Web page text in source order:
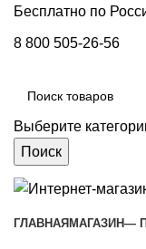
Бесплатно по
8 800 505-26-56
Выберите
Поиск
ГЛАВНАЯ МАГАЗИН—